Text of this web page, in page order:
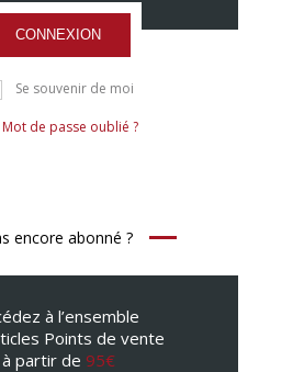
CONNEXION
Se souvenir de moi
Mot de passe oublié ?
encore abonné ?
à l’ensemble
Points de vente
à partir de 95€